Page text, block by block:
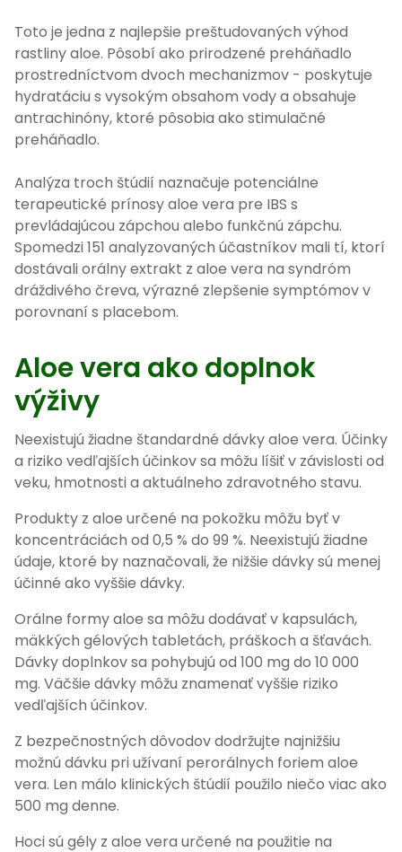
Toto je jedna z najlepšie preštudovaných výhod
rastliny aloe. Pôsobí ako prirodzené preháňadlo
prostredníctvom dvoch mechanizmov - poskytuje
hydratáciu s vysokým obsahom vody a obsahuje
antrachinóny, ktoré pôsobia ako stimulačné
preháňadlo.
Analýza troch štúdií naznačuje potenciálne
terapeutické prínosy aloe vera pre IBS s
prevládajúcou zápchou alebo funkčnú zápchu.
Spomedzi 151 analyzovaných účastníkov mali tí, ktorí
dostávali orálny extrakt z aloe vera na syndróm
dráždivého čreva, výrazné zlepšenie symptómov v
porovnaní s placebom.
Aloe vera ako doplnok
výživy
Neexistujú žiadne štandardné dávky aloe vera. Účinky
a riziko vedľajších účinkov sa môžu líšiť v závislosti od
veku, hmotnosti a aktuálneho zdravotného stavu.
Produkty z aloe určené na pokožku môžu byť v
koncentráciách od 0,5 % do 99 %. Neexistujú žiadne
údaje, ktoré by naznačovali, že nižšie dávky sú menej
účinné ako vyššie dávky.
Orálne formy aloe sa môžu dodávať v kapsulách,
mäkkých gélových tabletách, práškoch a šťavách.
Dávky doplnkov sa pohybujú od 100 mg do 10 000
mg. Väčšie dávky môžu znamenať vyššie riziko
vedľajších účinkov.
Z bezpečnostných dôvodov dodržujte najnižšiu
možnú dávku pri užívaní perorálnych foriem aloe
vera. Len málo klinických štúdií použilo niečo viac ako
500 mg denne.
Hoci sú gély z aloe vera určené na použitie na